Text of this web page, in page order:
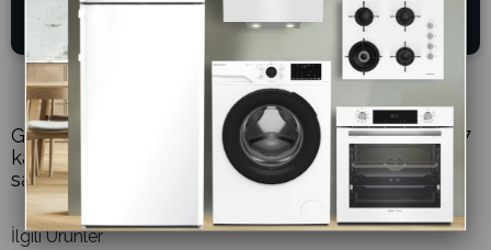
QuantCoat™ Teknolojisi
Grundig Izgara ve Tost Makinesi, aşınmaya karşı 7
kat dayanıklı QuantCoat™ kaplama teknolojisi
sayesinde uzun süre kullanım ömrüne sahiptir.
İlgili Ürünler